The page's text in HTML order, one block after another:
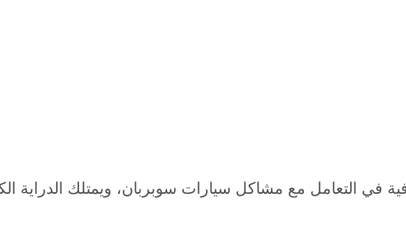
في التعامل مع مشاكل سيارات سوبربان، ويمتلك الدراية